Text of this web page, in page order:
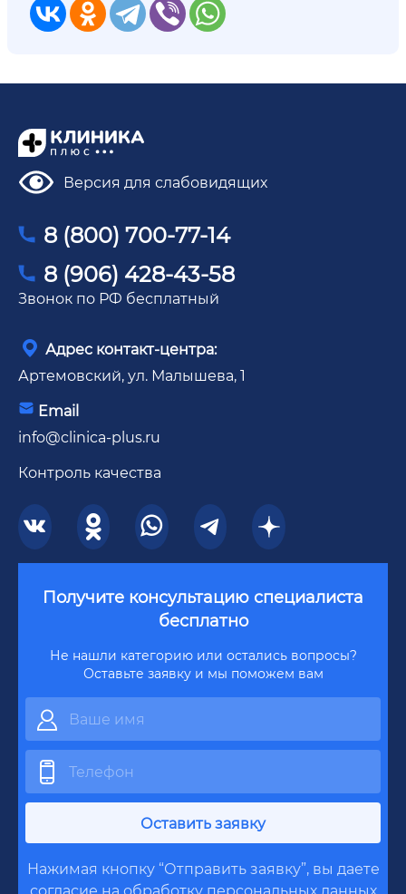
Версия для слабовидящих
8 (800) 700-77-14
8 (906) 428-43-58
Звонок по РФ бесплатный
Адрес контакт-центра:
Артемовский, ул. Малышева, 1
Email
info@clinica-plus.ru
Контроль качества
Получите консультацию специалиста
бесплатно
Не нашли категорию или остались вопросы?
Оставьте заявку и мы поможем вам
Оставить заявку
Нажимая кнопку “Отправить заявку”, вы даете
согласие на обработку персональных данных